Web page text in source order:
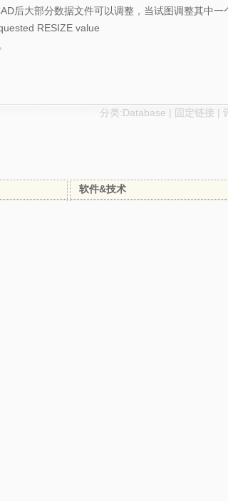
后大部分数据文件可以调整，当试图调整其中
RESIZE value
分类:Database | 固定链接 |
软件&技术